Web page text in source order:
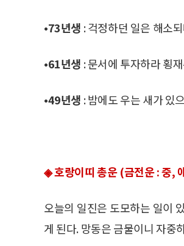
•73년생 : 걱정하던 일은 해소
•61년생 : 문서에 투자하라 횡
•49년생 : 밤에도 우는 새가 있
◈ 호랑이띠 총운 (금전운 : 중,
오늘의 일진은 도모하는 일이
게 된다. 망동은 금물이니 자중